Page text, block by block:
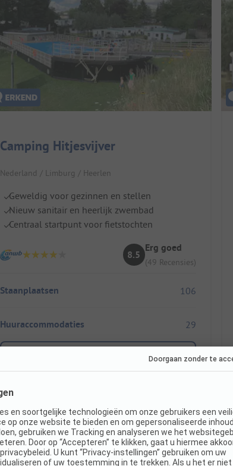
Camping Hitjesvijver
Nederland / Limburg / Heerlen
Geweldig voor gezinnen en stellen
Nieuw sanitair en heerlijk zwembad
Centraal startpunt voor fietstochten
8.5
Erg goed
(49 Recensies)
Staanplaatsen 106
Huuraccommodaties 29